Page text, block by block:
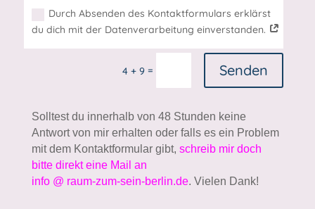
Durch Absenden des Kontaktformulars erklärst
du dich mit der Datenverarbeitung einverstanden.
4 + 9 = Senden
Solltest du innerhalb von 48 Stunden keine
Antwort von mir erhalten oder falls es ein Problem
mit dem Kontaktformular gibt, schreib mir doch
bitte direkt eine Mail an
info @ raum-zum-sein-berlin.de. Vielen Dank!